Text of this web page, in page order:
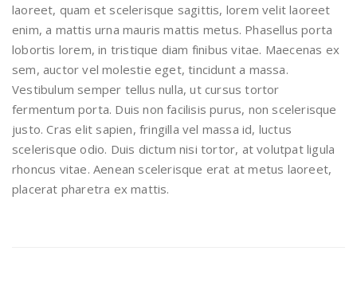
laoreet, quam et scelerisque sagittis, lorem velit laoreet
enim, a mattis urna mauris mattis metus. Phasellus porta
lobortis lorem, in tristique diam finibus vitae. Maecenas ex
sem, auctor vel molestie eget, tincidunt a massa.
Vestibulum semper tellus nulla, ut cursus tortor
fermentum porta. Duis non facilisis purus, non scelerisque
justo. Cras elit sapien, fringilla vel massa id, luctus
scelerisque odio. Duis dictum nisi tortor, at volutpat ligula
rhoncus vitae. Aenean scelerisque erat at metus laoreet,
placerat pharetra ex mattis.